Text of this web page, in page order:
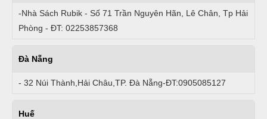
-Nhà Sách Rubik - Số 71 Trần Nguyên Hãn, Lê Chân, Tp Hải
Phòng - ĐT: 02253857368
Đà Nẵng
- 32 Núi Thành,Hải Châu,TP. Đà Nẵng-ĐT:0905085127
Huế